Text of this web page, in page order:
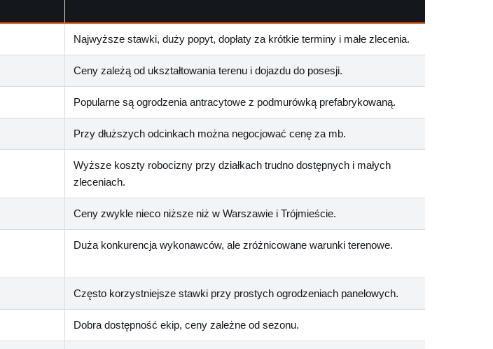
Najwyższe stawki, duży popyt, dopłaty za krótkie terminy i małe zlecenia.
Ceny zależą od ukształtowania terenu i dojazdu do posesji.
Popularne są ogrodzenia antracytowe z podmurówką prefabrykowaną.
Przy dłuższych odcinkach można negocjować cenę za mb.
Wyższe koszty robocizny przy działkach trudno dostępnych i małych
zleceniach.
Ceny zwykle nieco niższe niż w Warszawie i Trójmieście.
Duża konkurencja wykonawców, ale zróżnicowane warunki terenowe.
Często korzystniejsze stawki przy prostych ogrodzeniach panelowych.
Dobra dostępność ekip, ceny zależne od sezonu.